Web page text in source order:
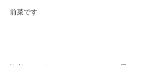
前菜です